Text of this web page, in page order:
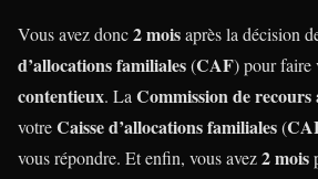
Vous avez donc2 moisaprès la décision
d’allocations familiales(CAF) pour faire
contentieux. LaCommission de recours
votreCaisse d’allocations familiales(
vous répondre. Et enfin, vous avez2 mois